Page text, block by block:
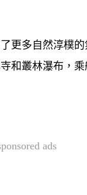
更多自然淳樸
和叢林瀑布，
ads